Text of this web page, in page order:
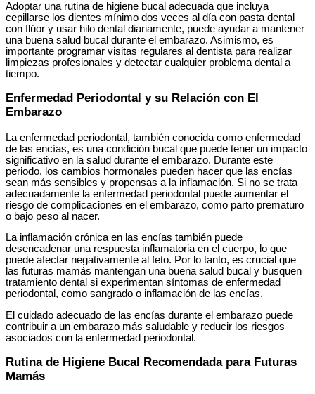
Adoptar una rutina de higiene bucal adecuada que incluya
cepillarse los dientes mínimo dos veces al día con pasta dental
con flúor y usar hilo dental diariamente, puede ayudar a mantener
una buena salud bucal durante el embarazo. Asimismo, es
importante programar visitas regulares al dentista para realizar
limpiezas profesionales y detectar cualquier problema dental a
tiempo.
Enfermedad Periodontal y su Relación con El
Embarazo
La enfermedad periodontal, también conocida como enfermedad
de las encías, es una condición bucal que puede tener un impacto
significativo en la salud durante el embarazo. Durante este
periodo, los cambios hormonales pueden hacer que las encías
sean más sensibles y propensas a la inflamación. Si no se trata
adecuadamente la enfermedad periodontal puede aumentar el
riesgo de complicaciones en el embarazo, como parto prematuro
o bajo peso al nacer.
La inflamación crónica en las encías también puede
desencadenar una respuesta inflamatoria en el cuerpo, lo que
puede afectar negativamente al feto. Por lo tanto, es crucial que
las futuras mamás mantengan una buena salud bucal y busquen
tratamiento dental si experimentan síntomas de enfermedad
periodontal, como sangrado o inflamación de las encías.
El cuidado adecuado de las encías durante el embarazo puede
contribuir a un embarazo más saludable y reducir los riesgos
asociados con la enfermedad periodontal.
Rutina de Higiene Bucal Recomendada para Futuras
Mamás